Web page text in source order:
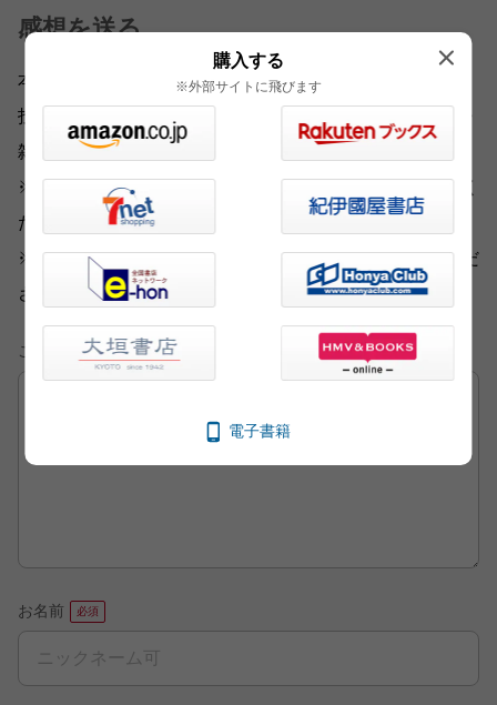
感想を送る
本書をお読みになったご意見・ご感想をお寄せください。
投稿されたお客様の声は、弊社ウェブサイト、また新聞・
雑誌広告などに掲載させていただく場合がございます。
※いただいた内容へのご返信は致しかねますのでご了承く
ださい。
※ご意見・ご感想以外は、
こちらから各部門にお送りくだ
さい。
ご意見・ご感想
お名前
購入する
※外部サイトに飛びます
電子書籍